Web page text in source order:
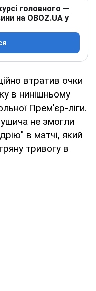
головного —
на OBOZ.UA у
втратив очки
в нинішньому
Прем'єр-ліги.
не змогли
в матчі, який
тривогу в